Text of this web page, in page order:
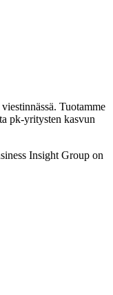
Tuotamme
pk-yritysten kasvun
Insight Group on